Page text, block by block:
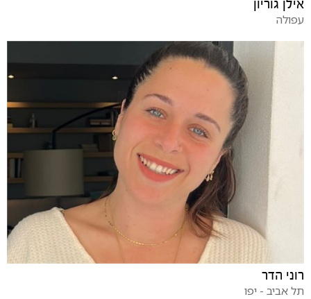
אילן גוריון
עפולה
רוני הדר
תל אביב - יפו